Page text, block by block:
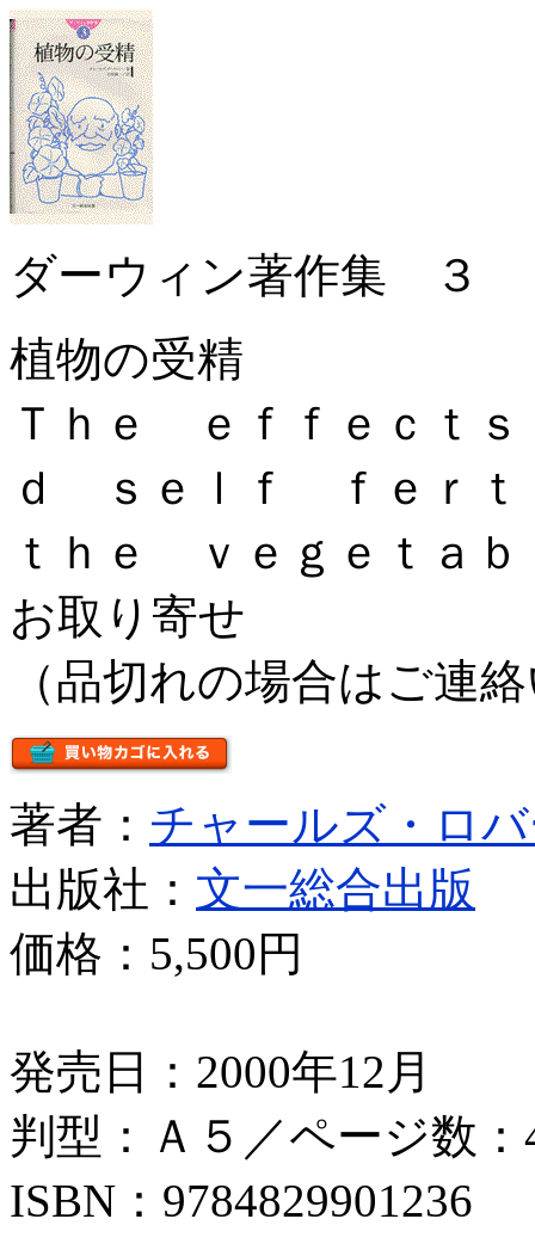
ダーウィン著作集 ３
植物の受精
Ｔｈｅ ｅｆｆｅｃｔ
ｄ ｓｅｌｆ ｆｅｒ
ｔｈｅ ｖｅｇｅｔａ
お取り寄せ
（品切れの場合はご連
著者： チャールズ・ロ
出版社： 文一総合出版
価格： 5,500円
発売日：2000年12月
判型：Ａ５／ページ数：
ISBN：9784829901236